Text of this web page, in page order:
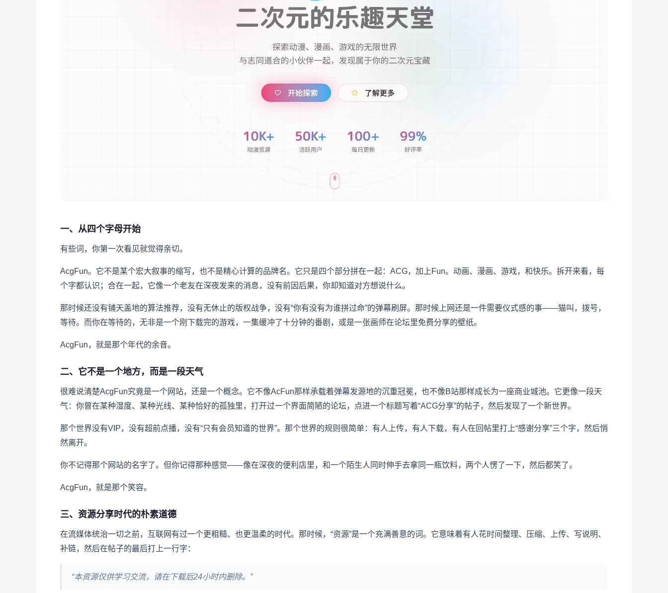
一、从四个字母开始
有些词，你第一次看见就觉得亲切。
AcgFun。它不是某个宏大叙事的缩写，也不是精心计算的品牌名。它只是四个部分拼在一起：ACG，加上Fun。动画、漫画、游戏，和快乐。拆开来看，每
个字都认识；合在一起，它像一个老友在深夜发来的消息，没有前因后果，你却知道对方想说什么。
那时候还没有铺天盖地的算法推荐，没有无休止的版权战争，没有“你有没有为谁拼过命”的弹幕刷屏。那时候上网还是一件需要仪式感的事——猫叫，拨号，
等待。而你在等待的，无非是一个刚下载完的游戏，一集缓冲了十分钟的番剧，或是一张画师在论坛里免费分享的壁纸。
AcgFun，就是那个年代的余音。
二、它不是一个地方，而是一段天气
很难说清楚AcgFun究竟是一个网站，还是一个概念。它不像AcFun那样承载着弹幕发源地的沉重冠冕，也不像B站那样成长为一座商业城池。它更像一段天
气：你曾在某种湿度、某种光线、某种恰好的孤独里，打开过一个界面简陋的论坛，点进一个标题写着“ACG分享”的帖子，然后发现了一个新世界。
那个世界没有VIP，没有超前点播，没有“只有会员知道的世界”。那个世界的规则很简单：有人上传，有人下载，有人在回帖里打上“感谢分享”三个字，然后悄
然离开。
你不记得那个网站的名字了。但你记得那种感觉——像在深夜的便利店里，和一个陌生人同时伸手去拿同一瓶饮料，两个人愣了一下，然后都笑了。
AcgFun，就是那个笑容。
三、资源分享时代的朴素道德
在流媒体统治一切之前，互联网有过一个更粗糙、也更温柔的时代。那时候，“资源”是一个充满善意的词。它意味着有人花时间整理、压缩、上传、写说明、
补链，然后在帖子的最后打上一行字：
“本资源仅供学习交流，请在下载后24小时内删除。”